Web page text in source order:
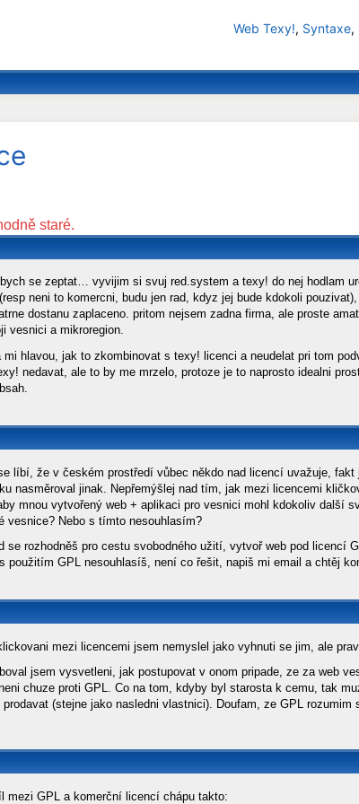
Web Texy!, Syntaxe,
staré.
se zeptat… vyvijim si svuj red.system a texy! do nej hodlam
neni to komercni, budu jen rad, kdyz jej bude kdokoli
dostanu zaplaceno. pritom nejsem zadna firma, ale proste
vesnici a mikroregion.
mi hlavou, jak to zkombinovat s texy! licenci a neudelat pri tom
nedavat, ale to by me mrzelo, protoze je to naprosto idealni
líbí, že v českém prostředí vůbec někdo nad licencí uvažuje,
nasměroval jinak. Nepřemýšlej nad tím, jak mezi licencemi
mnou vytvořený web + aplikaci pro vesnici mohl kdokoliv další
vesnice? Nebo s tímto nesouhlasím?
se rozhodněš pro cestu svobodného užití, vytvoř web pod licencí
použitím GPL nesouhlasíš, není co řešit, napiš mi email a chtěj
mezi licencemi jsem nemyslel jako vyhnuti se jim, ale
jsem vysvetleni, jak postupovat v onom pripade, ze za web
chuze proti GPL. Co na tom, kdyby byl starosta k cemu, tak
prodavat (stejne jako nasledni vlastnici). Doufam, ze GPL rozumim
mezi GPL a komerční licencí chápu takto: